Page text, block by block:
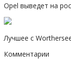
Opel выведет на
Лучшее с
Комментарии